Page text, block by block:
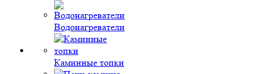
Водонагреватели
Каминные топки